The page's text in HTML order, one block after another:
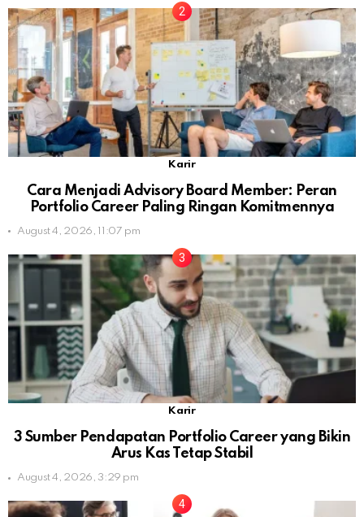
Karir
Cara Menjadi Advisory Board Member: Peran
Portfolio Career Paling Ringan Komitmennya
August 4, 2026, 11:07 pm
Karir
3 Sumber Pendapatan Portfolio Career yang Bikin
Arus Kas Tetap Stabil
August 4, 2026, 3:29 pm